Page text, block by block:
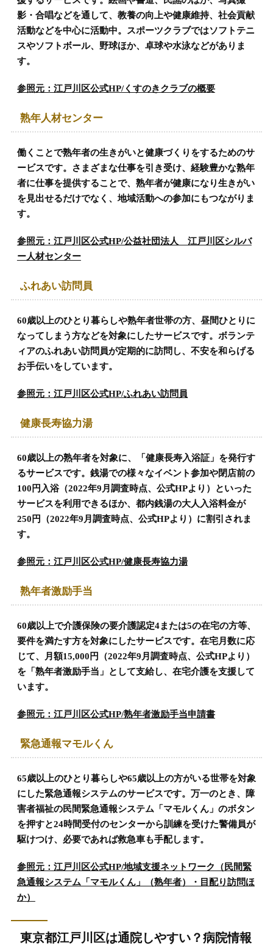
影・合唱などを通して、教養の向上や健康維持、社会貢献
活動などを中心に活動中。スポーツクラブではソフトテニ
スやソフトボール、野球ほか、卓球や水泳などがありま
す。
参照元：江戸川区公式HP/くすのきクラブの概要
熟年人材センター
働くことで熟年者の生きがいと健康づくりをするためのサ
ービスです。さまざまな仕事を引き受け、経験豊かな熟年
者に仕事を提供することで、熟年者が健康になり生きがい
を見出せるだけでなく、地域活動への参加にもつながりま
す。
参照元：江戸川区公式HP/公益社団法人 江戸川区シルバ
ー人材センター
ふれあい訪問員
60歳以上のひとり暮らしや熟年者世帯の方、昼間ひとりに
なってしまう方などを対象にしたサービスです。ボランテ
ィアのふれあい訪問員が定期的に訪問し、不安を和らげる
お手伝いをしています。
参照元：江戸川区公式HP/ふれあい訪問員
健康長寿協力湯
60歳以上の熟年者を対象に、「健康長寿入浴証」を発行す
るサービスです。銭湯での様々なイベント参加や閉店前の
100円入浴（2022年9月調査時点、公式HPより）といった
サービスを利用できるほか、都内銭湯の大人入浴料金が
250円（2022年9月調査時点、公式HPより）に割引されま
す。
参照元：江戸川区公式HP/健康長寿協力湯
熟年者激励手当
60歳以上で介護保険の要介護認定4または5の在宅の方等、
要件を満たす方を対象にしたサービスです。在宅月数に応
じて、月額15,000円（2022年9月調査時点、公式HPより）
を「熟年者激励手当」として支給し、在宅介護を支援して
います。
参照元：江戸川区公式HP/熟年者激励手当申請書
緊急通報マモルくん
65歳以上のひとり暮らしや65歳以上の方がいる世帯を対象
にした緊急通報システムのサービスです。万一のとき、障
害者福祉の民間緊急通報システム「マモルくん」のボタン
を押すと24時間受付のセンターから訓練を受けた警備員が
駆けつけ、必要であれば救急車も手配します。
参照元：江戸川区公式HP/地域支援ネットワーク（民間緊
急通報システム「マモルくん」（熟年者）・目配り訪問ほ
か）
東京都江戸川区は通院しやすい？病院情報